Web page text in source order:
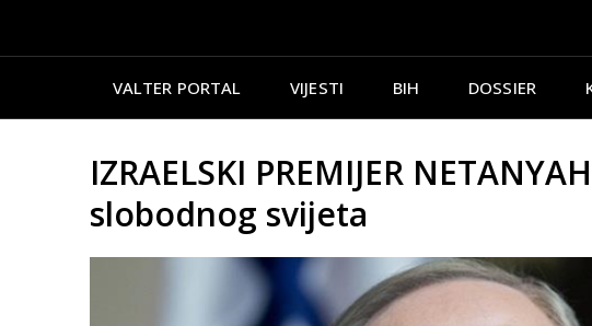
VALTER PORTAL VIJESTI BIH DOSSIER
IZRAELSKI PREMIJER
slobodnog svijeta